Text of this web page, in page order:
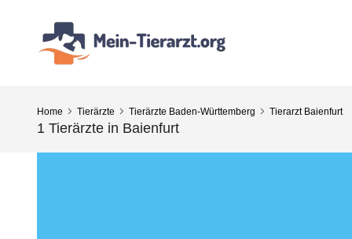
Home Tierärzte Tierärzte Baden-Württemberg Tierarzt Baienfurt
1 Tierärzte in Baienfurt